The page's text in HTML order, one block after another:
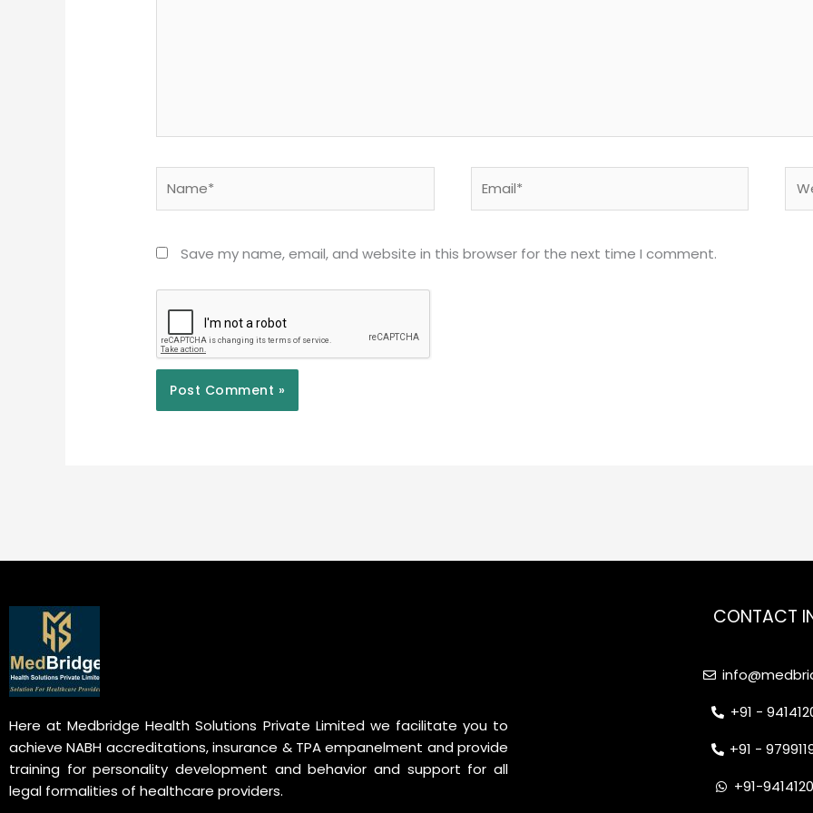
Save my name, email, and website in this browser for the next time I comment.
Here at Medbridge Health Solutions Private Limited we facilitate you to
achieve NABH accreditations, insurance & TPA empanelment and provide
training for personality development and behavior and support for all
legal formalities of healthcare providers.
CONTACT
+91 -
+91 -
+91-